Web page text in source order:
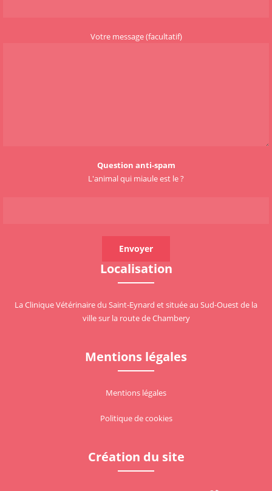
Votre message (facultatif)
Question anti-spam
L'animal qui miaule est le ?
Localisation
La Clinique Vétérinaire du Saint-Eynard et située au Sud-Ouest de la
ville sur la route de Chambery
Mentions légales
Mentions légales
Politique de cookies
Création du site